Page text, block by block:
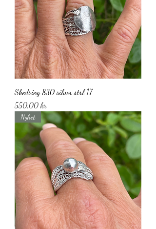
Skedring 830 silver strl 17
Pris
550,00 kr
Nyhet